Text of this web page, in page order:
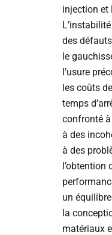
injection et
des
le
l’usure
les coûts
temps
confronté
à des
à des
l’obtention
un
la
matériaux